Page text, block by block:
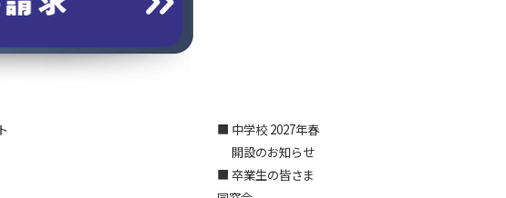
■ 中学校 2027年春
開設のお知らせ
■ 卒業生の皆さま